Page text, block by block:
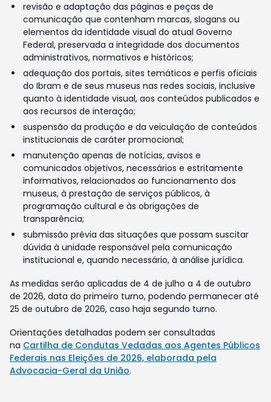
revisão e adaptação das páginas e peças de
comunicação que contenham marcas, slogans ou
elementos da identidade visual do atual Governo
Federal, preservada a integridade dos documentos
administrativos, normativos e históricos;
adequação dos portais, sites temáticos e perfis oficiais
do Ibram e de seus museus nas redes sociais, inclusive
quanto à identidade visual, aos conteúdos publicados e
aos recursos de interação;
suspensão da produção e da veiculação de conteúdos
institucionais de caráter promocional;
manutenção apenas de notícias, avisos e
comunicados objetivos, necessários e estritamente
informativos, relacionados ao funcionamento dos
museus, à prestação de serviços públicos, à
programação cultural e às obrigações de
transparência;
submissão prévia das situações que possam suscitar
dúvida à unidade responsável pela comunicação
institucional e, quando necessário, à análise jurídica.
As medidas serão aplicadas de 4 de julho a 4 de outubro
de 2026, data do primeiro turno, podendo permanecer até
25 de outubro de 2026, caso haja segundo turno.
Orientações detalhadas podem ser consultadas
na Cartilha de Condutas Vedadas aos Agentes Públicos
Federais nas Eleições de 2026, elaborada pela
Advocacia-Geral da União.